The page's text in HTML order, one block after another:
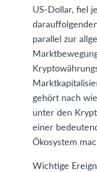
US-Dollar, fiel
parallel zur
gehört nach
unter den
einer
Ökosystem
Wichtige